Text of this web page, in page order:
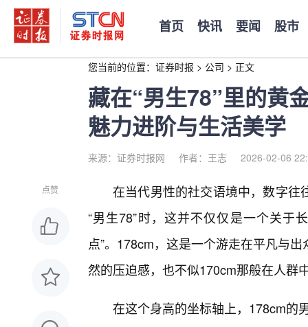
首页 快讯 要闻 股市
您当前的位置： 证券时报 > 公司 > 正文
藏在“男生78”里的黄
魅力进阶与生活美学
来源：证券时报网 作者：王志 2026-02-06
点赞
在当代男性的社交语境中，数字往
“男生78”时，这并不仅仅是一个关于
点”。178cm，这是一个游走在平凡与
然的压迫感，也不似170cm那般在人群
在这个身高的坐标轴上，178cm的